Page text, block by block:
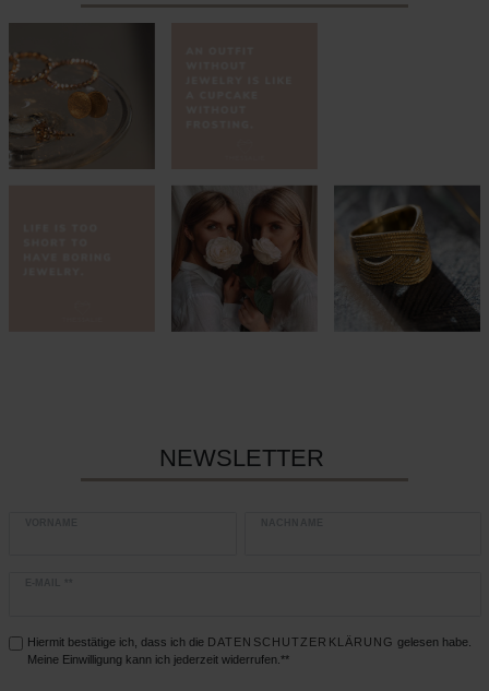
NEWSLETTER
Hiermit bestätige ich, dass ich die DATEN­SCHUTZ­ERKLÄRUNG gelesen habe.
Meine Einwilligung kann ich jederzeit widerrufen.**